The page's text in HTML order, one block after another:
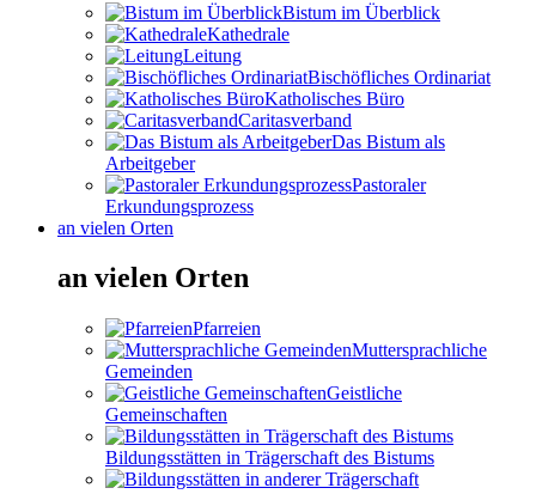
Bistum im Überblick
Kathedrale
Leitung
Bischöfliches Ordinariat
Katholisches Büro
Caritasverband
Das Bistum als
Arbeitgeber
Pastoraler
Erkundungsprozess
an vielen Orten
an vielen Orten
Pfarreien
Muttersprachliche
Gemeinden
Geistliche
Gemeinschaften
Bildungsstätten in Trägerschaft des Bistums